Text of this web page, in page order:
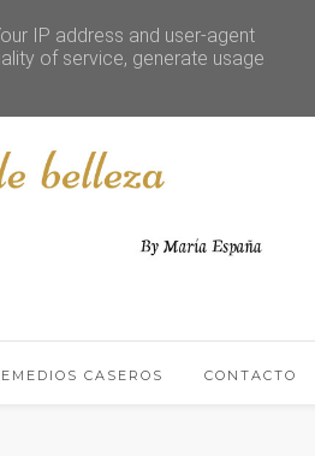
CASEROS CONTACTO
IP address and user-agent
of service, generate usage